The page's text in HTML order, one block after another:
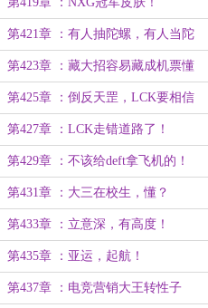
第421章 ：有人抽陀螺，有人当陀
螺！
第423章 ：藏大招容易藏成机票懂
不懂。
第425章 ：倒反天罡，LCK要相信
选手实力。
第427章 ：LCK走错道路了！
第429章 ：不该给deft拿飞机的！
第431章 ：大三在校生，懂？
第433章 ：立意深，有高度！
第435章 ：亚运，起航！
第437章 ：电竞营销大王转性子